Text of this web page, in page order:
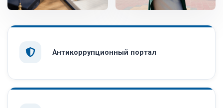
Антикоррупционный портал